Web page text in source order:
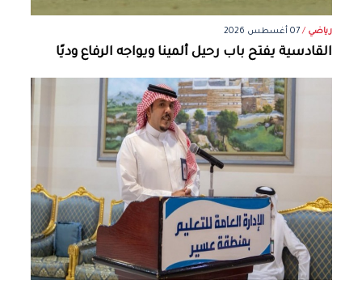
رياضي /07 أغسطس 2026
القادسية يفتح باب رحيل ألمينا ويواجه الرفاع وديًا